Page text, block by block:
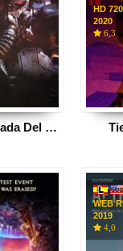
Illang: La Brigada Del Lobo
HD
2020
6,3
WEB
2019
4,0